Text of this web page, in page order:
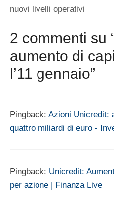
nuovi livelli operativi
2 commenti su
aumento di
l’11 gennaio”
Pingback: Azioni Unicredit:
quattro miliardi di euro -
Pingback: Unicredit:
per azione | Finanza Live